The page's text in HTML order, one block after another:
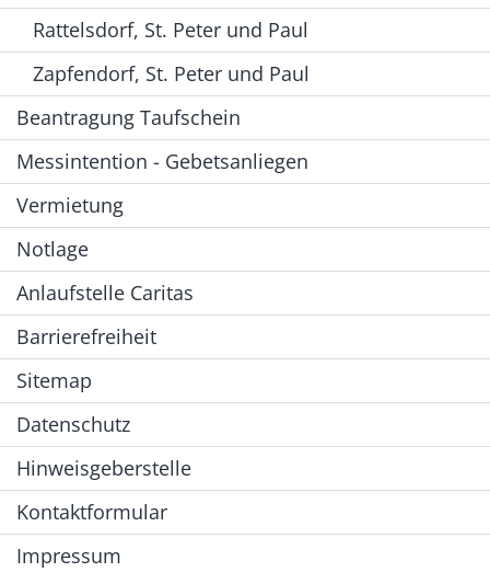
Rattelsdorf, St. Peter und Paul
Zapfendorf, St. Peter und Paul
Beantragung Taufschein
Messintention - Gebetsanliegen
Vermietung
Notlage
Anlaufstelle Caritas
Barrierefreiheit
Sitemap
Datenschutz
Hinweisgeberstelle
Kontaktformular
Impressum